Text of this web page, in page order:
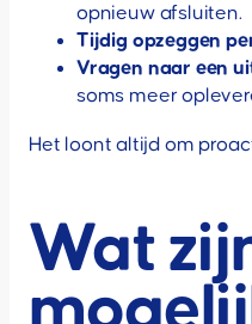
opnieuw afsluiten.
Tijdig opzeggen
Vragen naar een
soms meer
Het loont altijd om
Wat